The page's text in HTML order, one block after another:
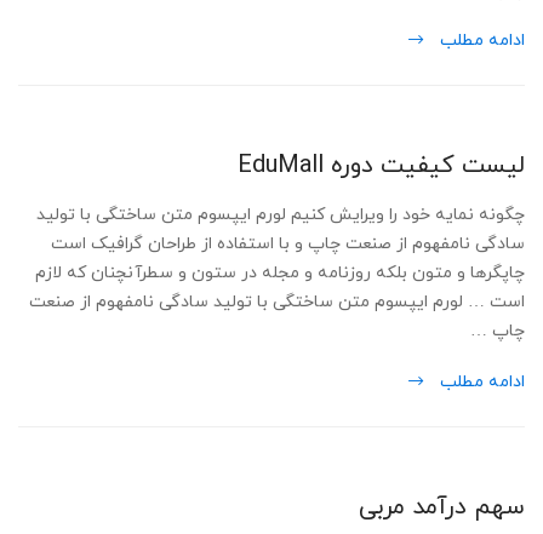
ادامه مطلب
لیست کیفیت دوره EduMall
چگونه نمایه خود را ویرایش کنیم لورم ایپسوم متن ساختگی با تولید
سادگی نامفهوم از صنعت چاپ و با استفاده از طراحان گرافیک است
چاپگرها و متون بلکه روزنامه و مجله در ستون و سطرآنچنان که لازم
است … لورم ایپسوم متن ساختگی با تولید سادگی نامفهوم از صنعت
چاپ …
ادامه مطلب
سهم درآمد مربی